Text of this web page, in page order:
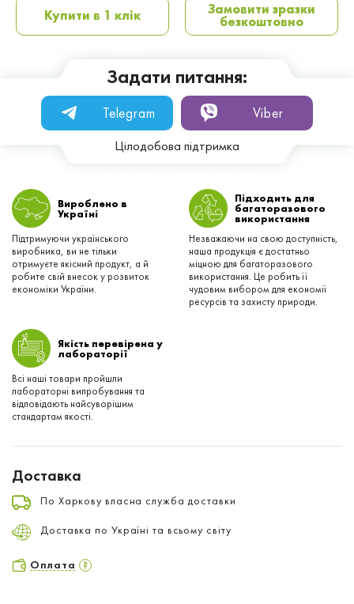
Купити в 1 клік Замовити зразки
безкоштовно
Задати питання:
Telegram Viber
Цілодобова підтримка
Вироблено в
Українi
Підтримуючи українського
виробника, ви не тільки
отримуєте якісний продукт, а й
робите свій внесок у розвиток
економіки України.
Підходить для
багаторазового
використання
Незважаючи на свою доступність,
наша продукція є достатньо
міцною для багаторазового
використання. Це робить її
чудовим вибором для економії
ресурсів та захисту природи.
Якість перевірена у
лабораторії
Всі наші товари пройшли
лабораторні випробування та
відповідають найсуворішим
стандартам якості.
Доставка
По Харкову власна служба доставки
Доставка по Україні та всьому світу
Оплата